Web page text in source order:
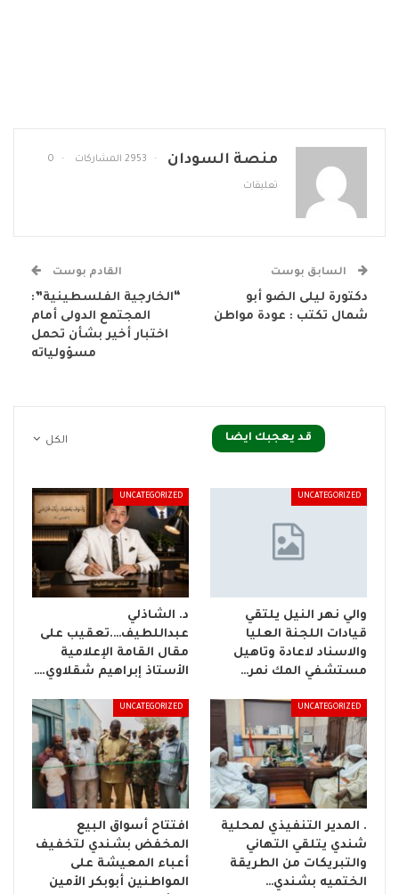
منصة السودان 2953 المشاركات 0
تعليقات
السابق بوست
دكتورة ليلى الضو أبو
شمال تكتب : عودة مواطن
القادم بوست
“الخارجية الفلسطينية”:
المجتمع الدولى أمام
اختبار أخير بشأن تحمل
مسؤولياته
الكل قد يعجبك ايضا
UNCATEGORIZED
والي نهر النيل يلتقي
قيادات اللجنة العليا
والاسناد لاعادة وتاهيل
مستشفي المك نمر…
UNCATEGORIZED
د. الشاذلي
عبداللطيف….تعقيب على
مقال القامة الإعلامية
الأستاذ إبراهيم شقلاوي.…
UNCATEGORIZED
. المدير التنفيذي لمحلية
شندي يتلقي التهاني
والتبريكات من الطريقة
الختميه بشندي…
UNCATEGORIZED
افتتاح أسواق البيع
المخفض بشندي لتخفيف
أعباء المعيشة على
المواطنين أبوبكر الأمين